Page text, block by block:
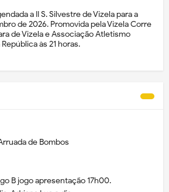
a II S. Silvestre de Vizela para a
de 2026. Promovida pela Vizela Corre
de Vizela e Associação Atletismo
às 21 horas.
de Bombos
B jogo apresentação 17h00.